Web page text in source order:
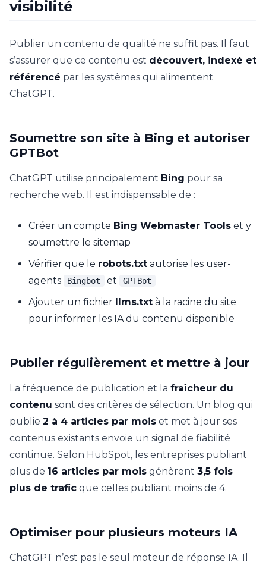
visibilité
Publier un contenu de qualité ne suffit pas. Il faut
s’assurer que ce contenu est découvert, indexé et
référencé par les systèmes qui alimentent
ChatGPT.
Soumettre son site à Bing et autoriser
GPTBot
ChatGPT utilise principalement Bing pour sa
recherche web. Il est indispensable de :
Créer un compte Bing Webmaster Tools et y
soumettre le sitemap
Vérifier que le robots.txt autorise les user-
agents
Bingbot et GPTBot
Ajouter un fichier llms.txt à la racine du site
pour informer les IA du contenu disponible
Publier régulièrement et mettre à jour
La fréquence de publication et la fraîcheur du
contenu sont des critères de sélection. Un blog qui
publie 2 à 4 articles par mois et met à jour ses
contenus existants envoie un signal de fiabilité
continue. Selon HubSpot, les entreprises publiant
plus de 16 articles par mois génèrent 3,5 fois
plus de trafic que celles publiant moins de 4.
Optimiser pour plusieurs moteurs IA
ChatGPT n’est pas le seul moteur de réponse IA. Il